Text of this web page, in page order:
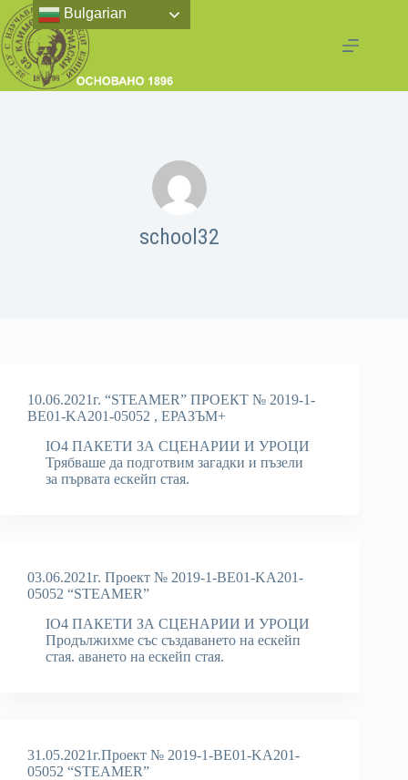
school32
10.06.2021г. “STEAMER” ПРОЕКТ № 2019-1-
BE01-KA201-05052 , ЕРАЗЪМ+
IO4 ПАКЕТИ ЗА СЦЕНАРИИ И УРОЦИ
Трябваше да подготвим загадки и пъзели
за първата ескейп стая.
03.06.2021г. Проект № 2019-1-BE01-KA201-
05052 “STEAMER”
IO4 ПАКЕТИ ЗА СЦЕНАРИИ И УРОЦИ
Продължихме със създаването на ескейп
стая. аването на ескейп стая.
31.05.2021г.Проект № 2019-1-BE01-KA201-
05052 “STEAMER”
Bulgarian